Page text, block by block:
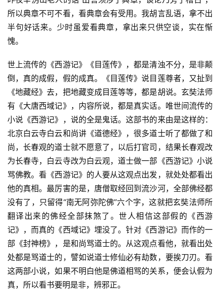
专
题
公
慈
善
佛
教
人
物
寺
院
巡
礼
视
频
纪
录
登录 注册
所以典章不可不看，看典章会有受用。我胡言乱语，拿不出
半句好话来。少时虽爱看典章，拿出来只供空谈，实在惭
愧。
世上流传的《西游记》《目莲传》，都是清浊不分，是非颠
倒，真的成假，假的成真。《目莲传》说目莲尊者，又扯到
《地藏经》去，把地藏变成目莲等等，都是胡说。玄奘法师
有《大唐西域记》，内容所说，都是真实话。唯世间流传的
小说《西游记》，说的全是鬼话。这部书的来由是这样的：
北京白云寺白云和尚讲《道德经》，很多道士听了都做了和
尚，长春观的道士就不愿意了，以后打官司，结果长春观改
为长春寺，白云寺改为白云观，道士做一部《西游记》小说
骂佛教。看《西游记》的人要从这观点出发，就处处都看出
他的真相。最厉害的是，唐僧取经回到流沙河，全部佛经都
没有了，只留得“南无阿弥陀佛”六个字，这就把玄奘法师所
翻译出来的佛经全部抹煞了。世人相信这部假的《西游
记》，而真的《西域记》埋没了。针对《西游记》而作的一
部《封神榜》，是和尚骂道士的。从这观点看他，就看出处
处都是骂道士的，譬如说道士修仙必有劫数，要挨刀刃。看
这两部小说，如果不明白他是佛道相骂的关系，便会认假为
真，所以看书要明是非，辨邪正。